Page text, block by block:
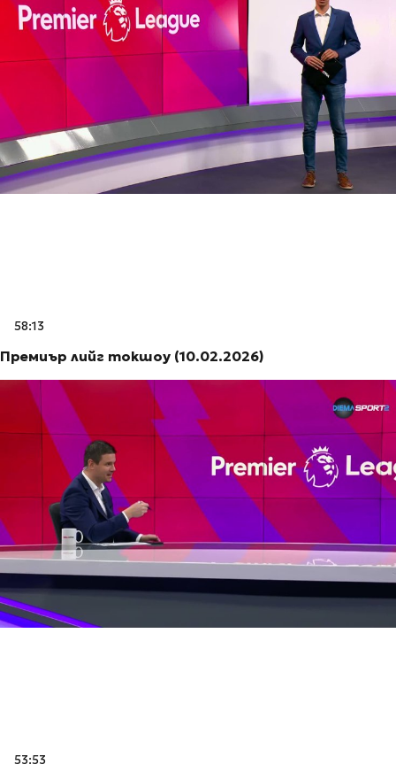
58:13
Премиър лийг токшоу (10.02.2026)
53:53